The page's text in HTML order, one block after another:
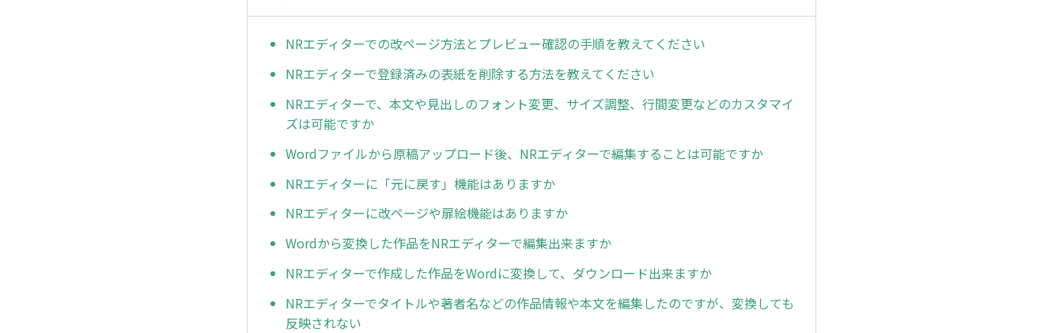
NRエディターでの改ページ方法とプレビュー確認の手順を教えてください
NRエディターで登録済みの表紙を削除する方法を教えてください
NRエディターで、本文や見出しのフォント変更、サイズ調整、行間変更などのカスタマイ
ズは可能ですか
Wordファイルから原稿アップロード後、NRエディターで編集することは可能ですか
NRエディターに「元に戻す」機能はありますか
NRエディターに改ページや扉絵機能はありますか
Wordから変換した作品をNRエディターで編集出来ますか
NRエディターで作成した作品をWordに変換して、ダウンロード出来ますか
NRエディターでタイトルや著者名などの作品情報や本文を編集したのですが、変換しても
反映されない